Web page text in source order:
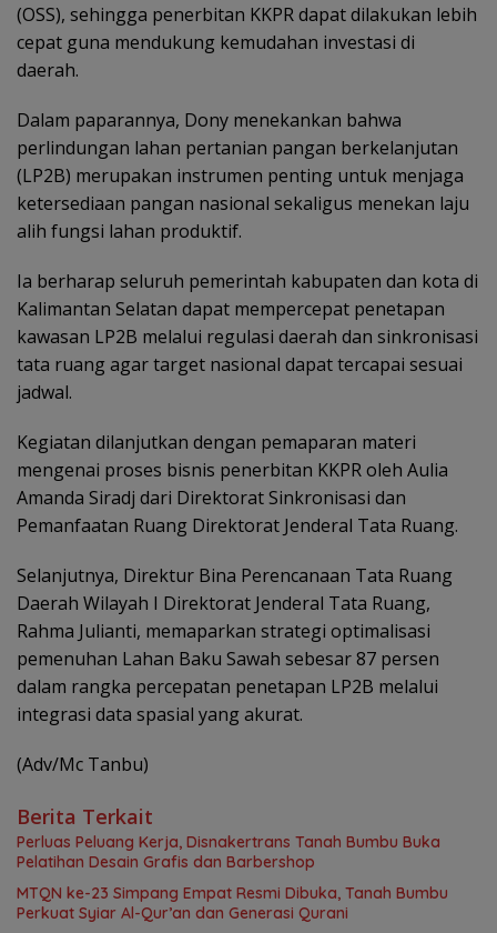
(OSS), sehingga penerbitan KKPR dapat dilakukan lebih
cepat guna mendukung kemudahan investasi di
daerah.
Dalam paparannya, Dony menekankan bahwa
perlindungan lahan pertanian pangan berkelanjutan
(LP2B) merupakan instrumen penting untuk menjaga
ketersediaan pangan nasional sekaligus menekan laju
alih fungsi lahan produktif.
Ia berharap seluruh pemerintah kabupaten dan kota di
Kalimantan Selatan dapat mempercepat penetapan
kawasan LP2B melalui regulasi daerah dan sinkronisasi
tata ruang agar target nasional dapat tercapai sesuai
jadwal.
Kegiatan dilanjutkan dengan pemaparan materi
mengenai proses bisnis penerbitan KKPR oleh Aulia
Amanda Siradj dari Direktorat Sinkronisasi dan
Pemanfaatan Ruang Direktorat Jenderal Tata Ruang.
Selanjutnya, Direktur Bina Perencanaan Tata Ruang
Daerah Wilayah I Direktorat Jenderal Tata Ruang,
Rahma Julianti, memaparkan strategi optimalisasi
pemenuhan Lahan Baku Sawah sebesar 87 persen
dalam rangka percepatan penetapan LP2B melalui
integrasi data spasial yang akurat.
(Adv/Mc Tanbu)
Berita Terkait
Perluas Peluang Kerja, Disnakertrans Tanah Bumbu Buka
Pelatihan Desain Grafis dan Barbershop
MTQN ke-23 Simpang Empat Resmi Dibuka, Tanah Bumbu
Perkuat Syiar Al-Qur’an dan Generasi Qurani